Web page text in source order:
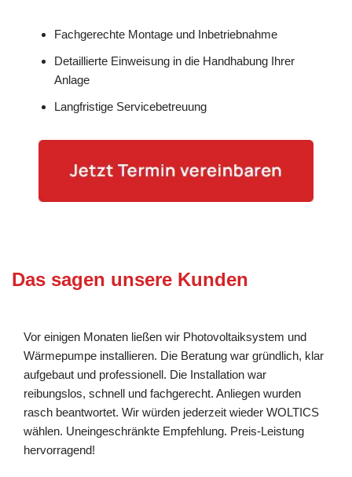
Fachgerechte Montage und Inbetriebnahme
Detaillierte Einweisung in die Handhabung Ihrer
Anlage
Langfristige Servicebetreuung
Das sagen unsere Kunden
Vor einigen Monaten ließen wir Photovoltaiksystem und
Wärmepumpe installieren. Die Beratung war gründlich, klar
aufgebaut und professionell. Die Installation war
reibungslos, schnell und fachgerecht. Anliegen wurden
rasch beantwortet. Wir würden jederzeit wieder WOLTICS
wählen. Uneingeschränkte Empfehlung. Preis-Leistung
hervorragend!